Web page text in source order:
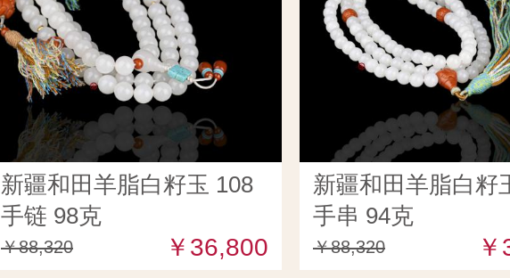
新疆和田羊脂白籽玉 108
手链 98克
￥88,320 ￥36,800
新疆和田羊脂白籽
手串 94克
￥88,320